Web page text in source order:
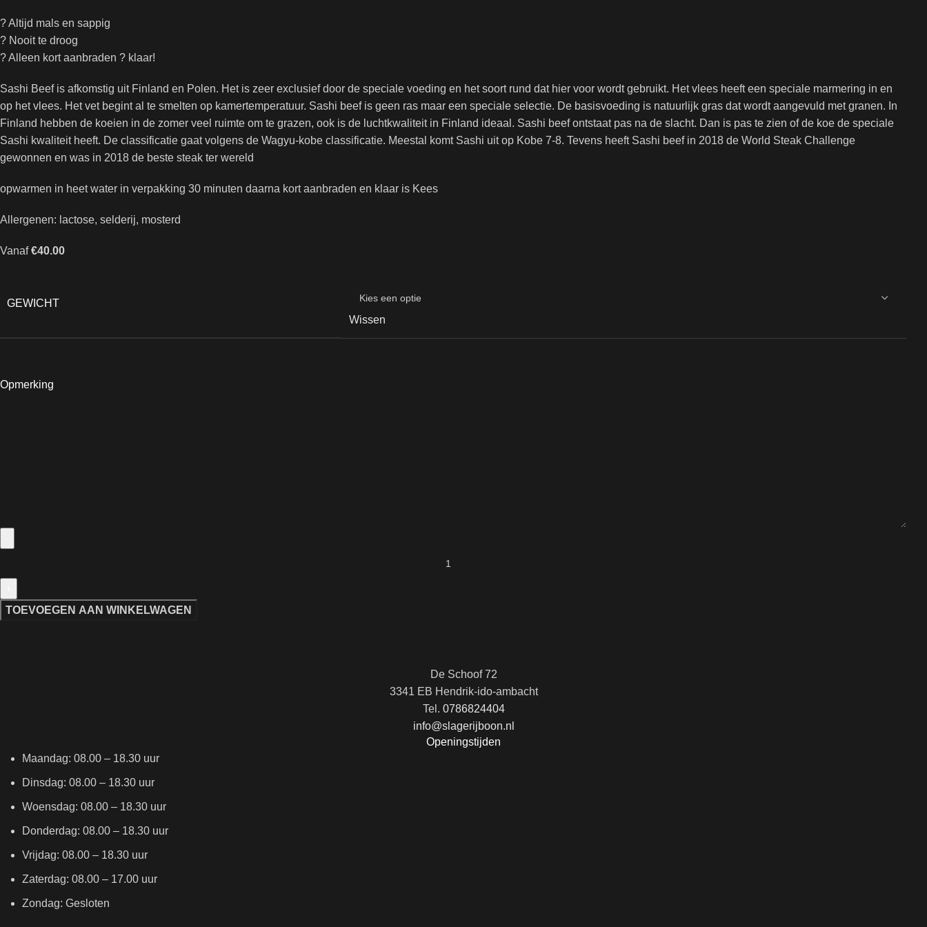
? Altijd mals en sappig
? Nooit te droog
? Alleen kort aanbraden ? klaar!
Sashi Beef is afkomstig uit Finland en Polen. Het is zeer exclusief door de speciale voeding en het soort rund dat hier voor wordt gebruikt. Het vlees heeft een speciale marmering in en
op het vlees. Het vet begint al te smelten op kamertemperatuur. Sashi beef is geen ras maar een speciale selectie. De basisvoeding is natuurlijk gras dat wordt aangevuld met granen. In
Finland hebben de koeien in de zomer veel ruimte om te grazen, ook is de luchtkwaliteit in Finland ideaal. Sashi beef ontstaat pas na de slacht. Dan is pas te zien of de koe de speciale
Sashi kwaliteit heeft. De classificatie gaat volgens de Wagyu-kobe classificatie. Meestal komt Sashi uit op Kobe 7-8. Tevens heeft Sashi beef in 2018 de World Steak Challenge
gewonnen en was in 2018 de beste steak ter wereld
opwarmen in heet water in verpakking 30 minuten daarna kort aanbraden en klaar is Kees
Allergenen: lactose, selderij, mosterd
Vanaf €40.00
GEWICHT
Wissen
Opmerking
TOEVOEGEN AAN WINKELWAGEN
De Schoof 72
3341 EB Hendrik-ido-ambacht
Tel. 0786824404
info@slagerijboon.nl
Openingstijden
Maandag: 08.00 – 18.30 uur
Dinsdag: 08.00 – 18.30 uur
Woensdag: 08.00 – 18.30 uur
Donderdag: 08.00 – 18.30 uur
Vrijdag: 08.00 – 18.30 uur
Zaterdag: 08.00 – 17.00 uur
Zondag: Gesloten